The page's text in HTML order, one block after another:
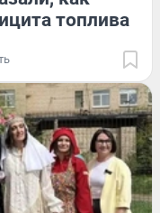
топлива